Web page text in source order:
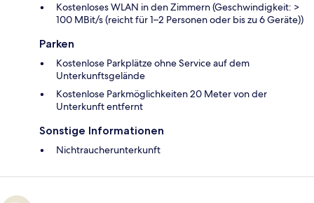
Kostenloses WLAN in den Zimmern (Geschwindigkeit: >
100 MBit/s (reicht für 1–2 Personen oder bis zu 6 Geräte))
Parken
Kostenlose Parkplätze ohne Service auf dem
Unterkunftsgelände
Kostenlose Parkmöglichkeiten 20 Meter von der
Unterkunft entfernt
Sonstige Informationen
Nichtraucherunterkunft